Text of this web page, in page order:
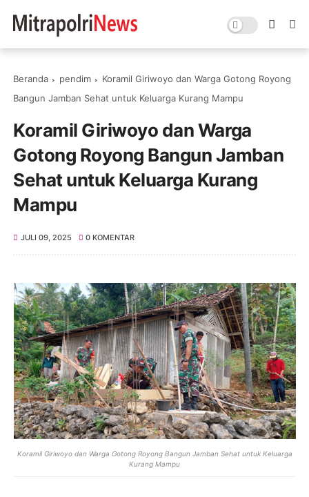
Beranda pendim
Koramil Giriwoyo dan Warga Gotong Royong
Bangun Jamban Sehat untuk Keluarga Kurang Mampu
Koramil Giriwoyo dan Warga
Gotong Royong Bangun Jamban
Sehat untuk Keluarga Kurang
Mampu
JULI 09, 2025 0 KOMENTAR
Koramil Giriwoyo dan Warga Gotong Royong Bangun Jamban Sehat untuk Keluarga
Kurang Mampu